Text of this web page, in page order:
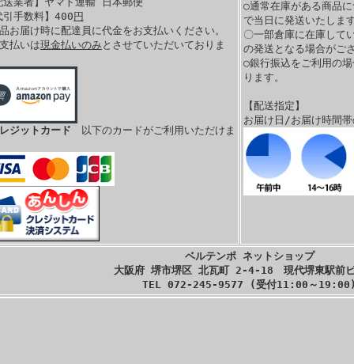
引手数料】400 円
お届け時に配達員に代金をお支払いください。
払いは現金払いのみとさせていただいておりま
ジットカード 以下のカードがご利用いただけま
○通常在庫がある商品
で当日に発送いたしま
〇一部倉庫に在庫して
の発送となる場合がご
○銀行振込をご利用の
ります。
【配送指定】
お届け日/お届け時間
ベルテンポ ネットショップ
大阪府 堺市堺区 北瓦町 2-4-18 現代堺東駅前
TEL 072-245-9577 (受付11:00～